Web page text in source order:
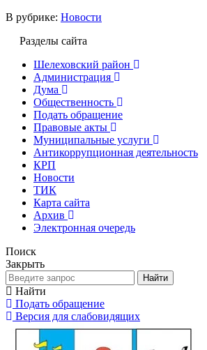
В рубрике: Новости
Разделы сайта
Шелеховский район
Администрация
Дума
Общественность
Подать обращение
Правовые акты
Муниципальные услуги
Антикоррупционная деятельность
КРП
Новости
ТИК
Карта сайта
Архив
Электронная очередь
Поиск
Закрыть
Найти
Найти
Подать обращение
Версия для слабовидящих